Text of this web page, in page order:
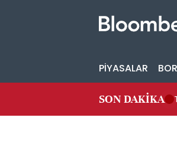
PİYASALAR
SON DAKİKA